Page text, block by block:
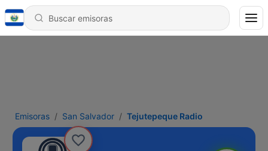
Emisoras San Salvador Tejutepeque Radio